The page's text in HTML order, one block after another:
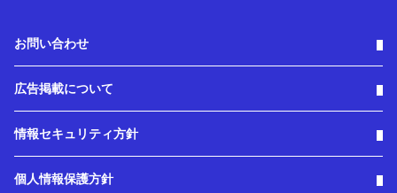
お問い合わせ
広告掲載について
情報セキュリティ方針
個人情報保護方針